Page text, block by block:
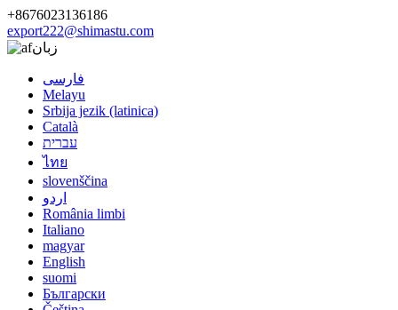
+8676023136186
export222@shimastu.com
زبان
فارسی
Melayu
Srbija jezik (latinica)
Català
עברית
ไทย
slovenščina
اردو
România limbi
Italiano
magyar
English
suomi
Български